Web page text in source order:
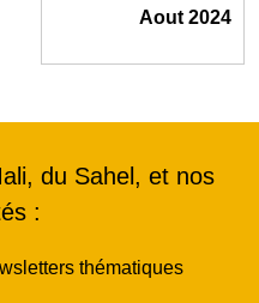
Aout 2024
du Sahel, et nos
:
thématiques